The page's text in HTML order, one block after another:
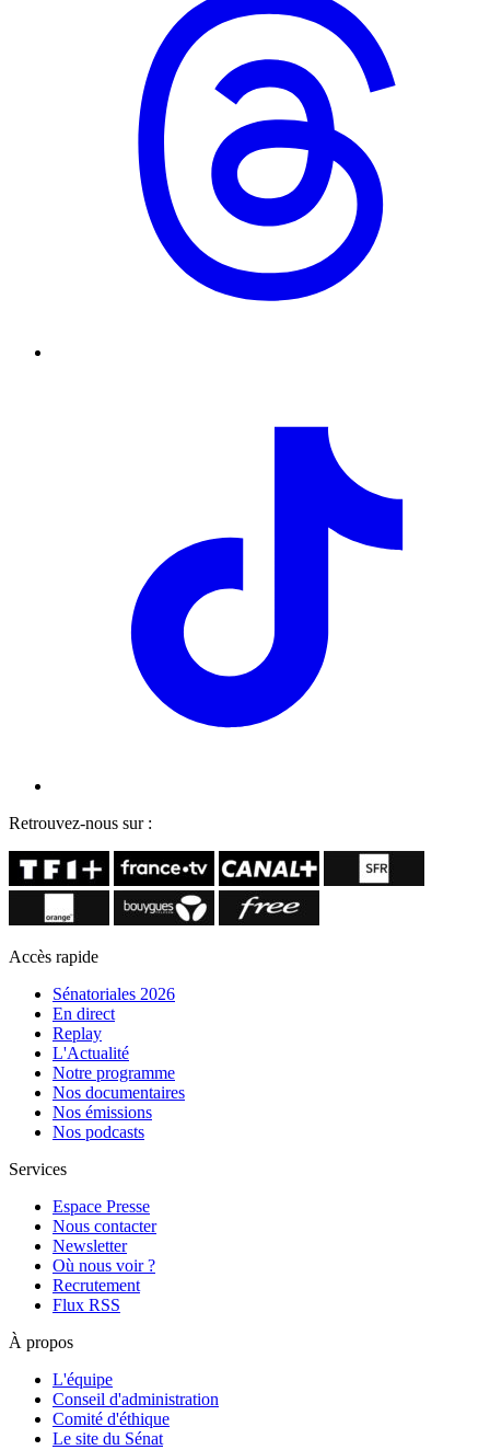
Retrouvez-nous sur :
Accès rapide
Sénatoriales 2026
En direct
Replay
L'Actualité
Notre programme
Nos documentaires
Nos émissions
Nos podcasts
Services
Espace Presse
Nous contacter
Newsletter
Où nous voir ?
Recrutement
Flux RSS
À propos
L'équipe
Conseil d'administration
Comité d'éthique
Le site du Sénat